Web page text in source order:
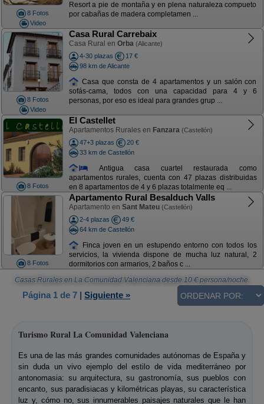
8 Fotos
Video
Resort a pie de montaña y en plena naturaleza compueto
por cabañas de madera completamen ...
8 Fotos
Video
Casa Rural Carrebaix
Casa Rural en Orba (Alicante)
4-30 plazas
17 €
98 km de Alicante
Casa que consta de 4 apartamentos y un salón con
sofás-cama, todos con una capacidad para 4 y 6
personas, por eso es ideal para grandes grup ...
8 Fotos
El Castellet
Apartamentos Rurales en Fanzara (Castellón)
47+3 plazas
20 €
33 km de Castellón
Antigua casa cuartel restaurada como
apartamentos rurales, cuenta con 47 plazas distribuidas
en 8 apartamentos de 4 y 6 plazas totalmente eq ...
8 Fotos
Apartamento Rural Besalduch Valls
Apartamento en Sant Mateu (Castellón)
2-4 plazas
49 €
64 km de Castellón
Finca joven en un estupendo entorno con todos los
servicios, la vivienda dispone de mucha luz natural, 2
dormitorios con armarios, 2 baños c ...
Casas Rurales en La Comunidad Valenciana desde 10€ persona/noche.
Página 1 de 7 | Siguiente »
Turismo Rural La Comunidad Valenciana
Es una de las más grandes comunidades autónomas de España y
sin duda un vivo ejemplo del estilo de vida mediterráneo por
antonomasia: su arquitectura, su gastronomía, sus pueblos con
encanto, sus paradisiacas y kilométricas playas, su característica
luz y, cómo no, sus innumerables paisajes naturales que le han